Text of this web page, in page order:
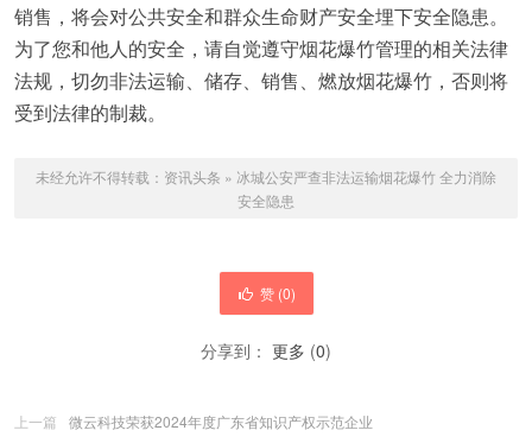
销售，将会对公共安全和群众生命财产安全埋下安全隐患。
为了您和他人的安全，请自觉遵守烟花爆竹管理的相关法律
法规，切勿非法运输、储存、销售、燃放烟花爆竹，否则将
受到法律的制裁。
未经允许不得转载： 资讯头条 » 冰城公安严查非法运输烟花爆竹 全力消除
安全隐患
赞 (0)
分享到： 更多 (0)
上一篇
微云科技荣获2024年度广东省知识产权示范企业